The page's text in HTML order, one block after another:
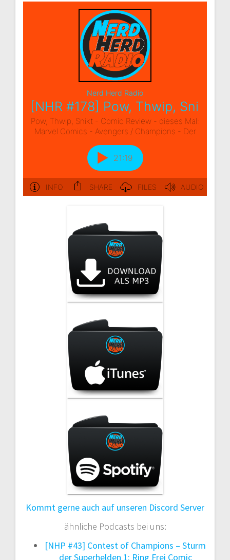
Kommt gerne auch auf unseren Discord Server
ähnliche Podcasts bei uns:
[NHP #43] Contest of Champions – Sturm
der Superhelden 1: Ring Frei Comic